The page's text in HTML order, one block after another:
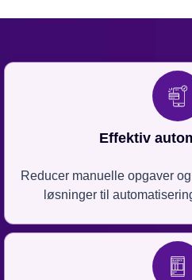
Effektiv
Reducer manuelle opgaver
løsninger til